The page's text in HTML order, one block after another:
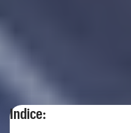
Indice: